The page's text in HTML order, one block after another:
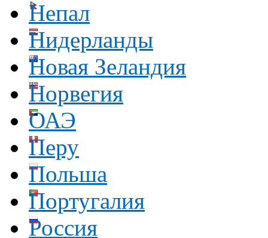
Непал
Нидерланды
Новая Зеландия
Норвегия
ОАЭ
Перу
Польша
Португалия
Россия